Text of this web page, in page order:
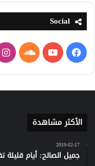
Social
فيسبوكيوتيوبساوند
كلاود
الأكثر مشاهدة
2019-02-17
جميل الصالح: أيام